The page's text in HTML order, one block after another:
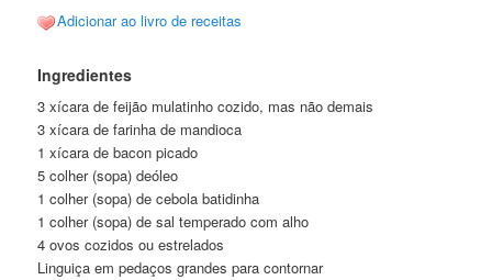
Adicionar ao livro de receitas
Ingredientes
3 xícara de feijão mulatinho cozido, mas não demais
3 xícara de farinha de mandioca
1 xícara de bacon picado
5 colher (sopa) deóleo
1 colher (sopa) de cebola batidinha
1 colher (sopa) de sal temperado com alho
4 ovos cozidos ou estrelados
Linguiça em pedaços grandes para contornar